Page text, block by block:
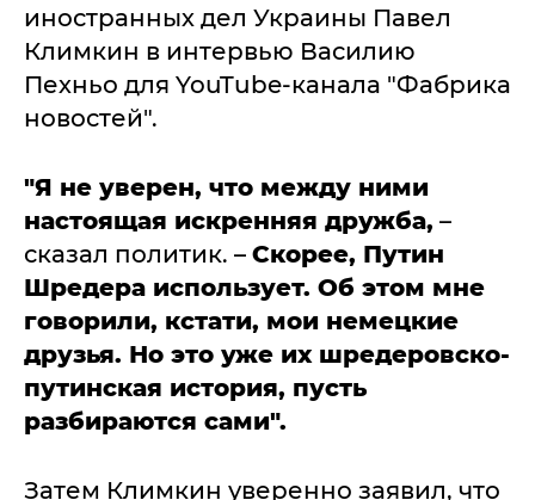
иностранных дел Украины Павел
Климкин в интервью Василию
Пехньо для YouTube-канала "Фабрика
новостей".
"Я не уверен, что между ними
настоящая искренняя дружба, –
сказал политик. – Скорее, Путин
Шредера использует. Об этом мне
говорили, кстати, мои немецкие
друзья. Но это уже их шредеровско-
путинская история, пусть
разбираются сами".
Затем Климкин уверенно заявил, что